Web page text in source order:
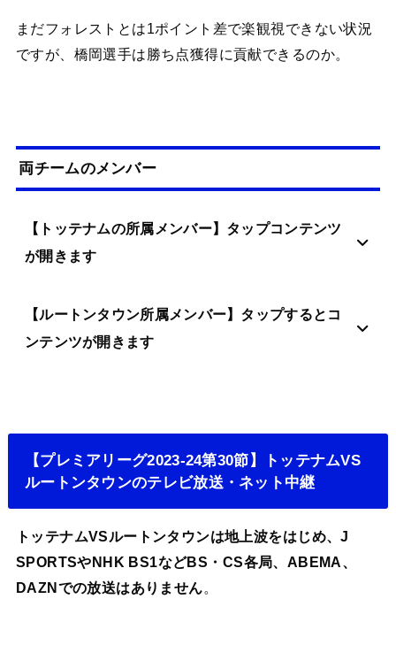
まだフォレストとは1ポイント差で楽観視できない状況
ですが、橋岡選手は勝ち点獲得に貢献できるのか。
両チームのメンバー
【トッテナムの所属メンバー】タップコンテンツ
が開きます
【ルートンタウン所属メンバー】タップするとコ
ンテンツが開きます
【プレミアリーグ2023-24第30節】トッテナムVS
ルートンタウンのテレビ放送・ネット中継
トッテナムVSルートンタウンは地上波をはじめ、J
SPORTSやNHK BS1などBS・CS各局、ABEMA、
DAZNでの放送はありません。